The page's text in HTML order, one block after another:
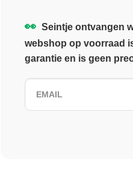
👀 Seintje ontvangen
webshop op voorraad
garantie en is geen